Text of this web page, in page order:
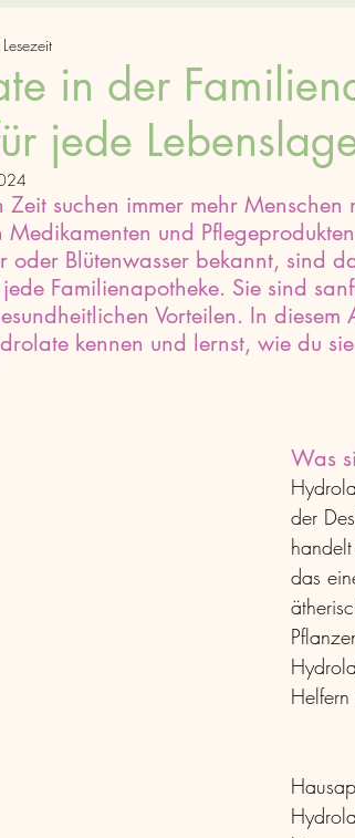
Aromatherapie
in der
jede
Zeit suchen immer mehr
Medikamenten und
oder Blütenwasser bekannt, sind
Familienapotheke. Sie sind
Vorteilen. In diesem
kennen und lernst, wie du
Was
der
das